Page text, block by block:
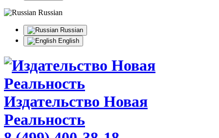
Russian
Russian
English
Издательство Новая
Реальность